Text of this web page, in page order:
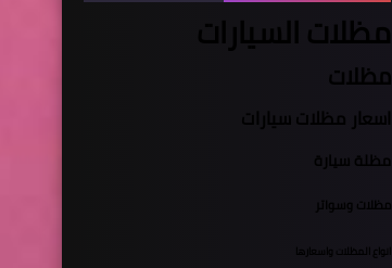
مظلات السيارات
مظلات
اسعار مظلات سيارات
مظلة سيارة
مظلات وسواتر
انواع المظلات واسعارها